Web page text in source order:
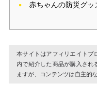
赤ちゃんの防災グッ
本サイトはアフィリエイトプ
内で紹介した商品が購入され
ますが、コンテンツは自主的